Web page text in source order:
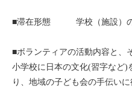
ベトナム
■滞在形態 学校（施設）の
■ボランティアの活動内容と、
小学校に日本の文化(習字など)
り、地域の子ども会の手伝いに